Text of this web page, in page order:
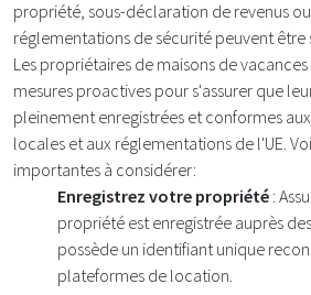
propriété, sous-déclaration de revenus
réglementations de sécurité peuvent être
Les propriétaires de maisons de
mesures proactives pour s'assurer que
pleinement enregistrées et conformes
locales et aux réglementations de l'UE.
importantes à considérer:
Enregistrez votre propriété :
propriété est enregistrée auprès
possède un identifiant unique
plateformes de location.